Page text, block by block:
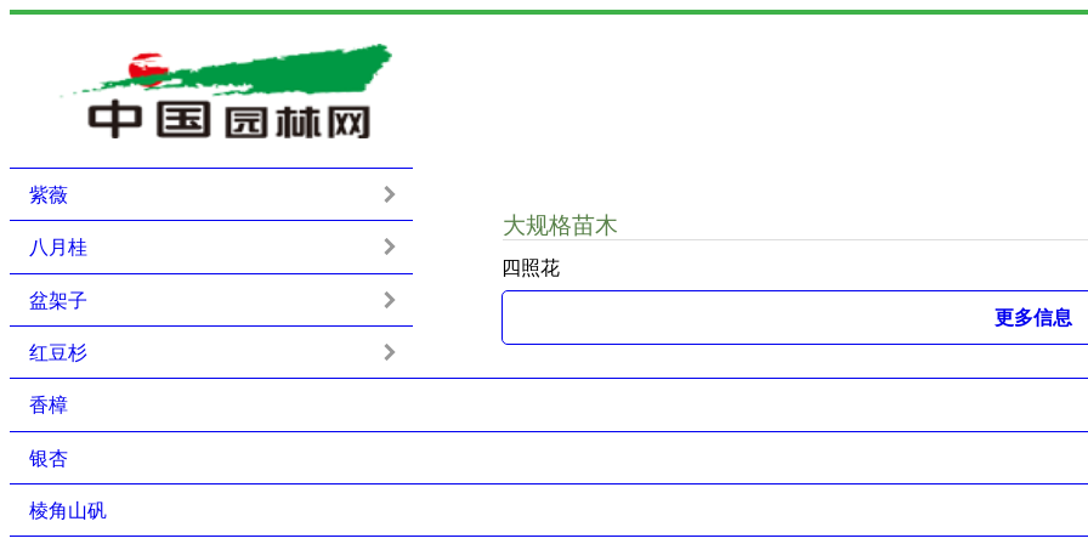
大规格苗木
四照花
更多信息
紫薇
八月桂
盆架子
红豆杉
香樟
银杏
棱角山矾